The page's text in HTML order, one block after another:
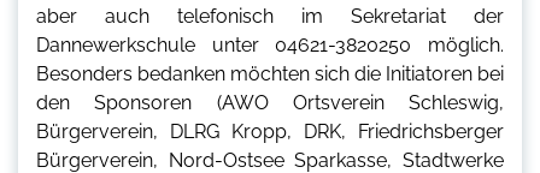
aber auch telefonisch im Sekretariat der
Dannewerkschule unter 04621-3820250 möglich.
Besonders bedanken möchten sich die Initiatoren bei
den Sponsoren (AWO Ortsverein Schleswig,
Bürgerverein, DLRG Kropp, DRK, Friedrichsberger
Bürgerverein, Nord-Ostsee Sparkasse, Stadtwerke